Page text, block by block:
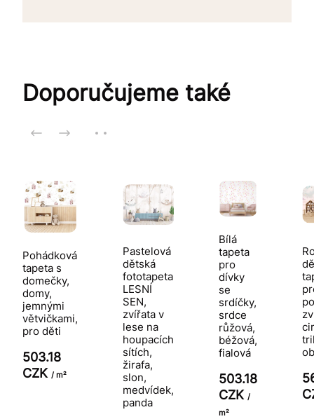
Doporučujeme také
Pohádková
tapeta s
domečky,
domy,
jemnými
větvičkami,
pro děti
503.18
CZK / m²
Pastelová
dětská
fototapeta
LESNÍ
SEN,
zvířata v
lese na
houpacích
sítích,
žirafa,
slon,
medvídek,
panda
Bílá
tapeta
pro
dívky
se
srdíčky,
srdce
růžová,
béžová,
fialová
503.18
CZK /
m²